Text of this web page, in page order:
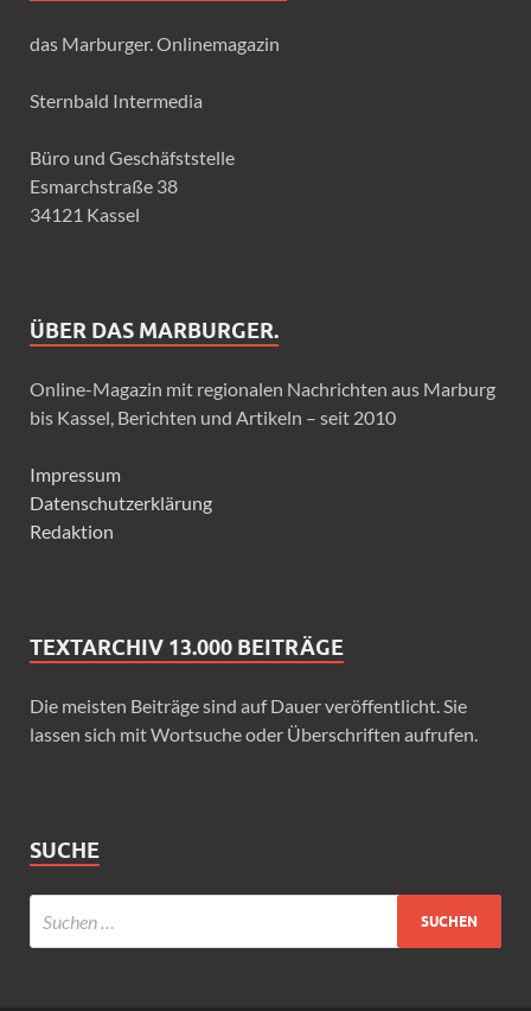
das Marburger. Onlinemagazin
Sternbald Intermedia
Büro und Geschäfststelle
Esmarchstraße 38
34121 Kassel
ÜBER DAS MARBURGER.
Online-Magazin mit regionalen Nachrichten aus Marburg
bis Kassel, Berichten und Artikeln – seit 2010
Impressum
Datenschutzerklärung
Redaktion
TEXTARCHIV 13.000 BEITRÄGE
Die meisten Beiträge sind auf Dauer veröffentlicht. Sie
lassen sich mit Wortsuche oder Überschriften aufrufen.
SUCHE